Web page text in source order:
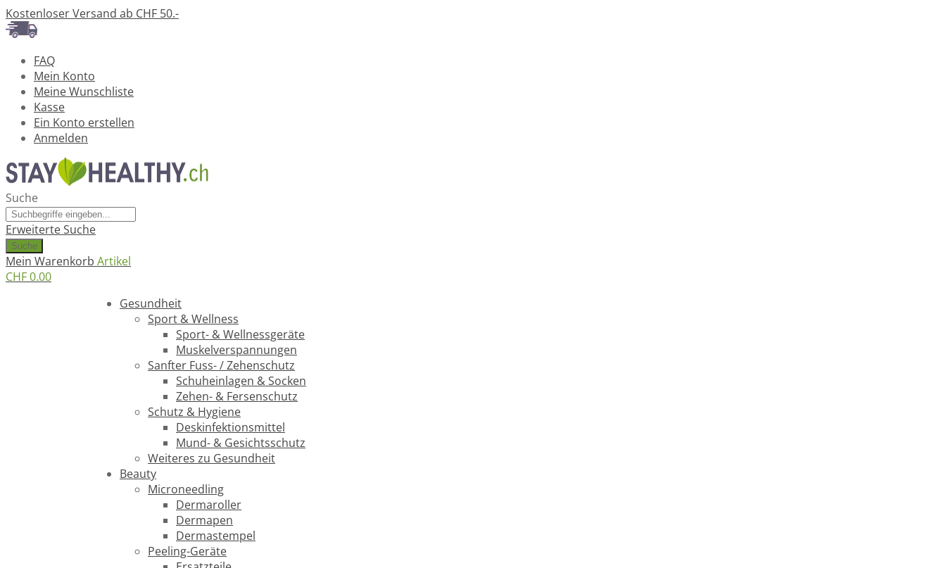
Kostenloser Versand ab CHF 50.-
FAQ
Mein Konto
Meine Wunschliste
Kasse
Ein Konto erstellen
Anmelden
Suche
Erweiterte Suche
Suche
Mein Warenkorb Artikel
CHF 0.00
Gesundheit
Sport & Wellness
Sport- & Wellnessgeräte
Muskelverspannungen
Sanfter Fuss- / Zehenschutz
Schuheinlagen & Socken
Zehen- & Fersenschutz
Schutz & Hygiene
Deskinfektionsmittel
Mund- & Gesichtsschutz
Weiteres zu Gesundheit
Beauty
Microneedling
Dermaroller
Dermapen
Dermastempel
Peeling-Geräte